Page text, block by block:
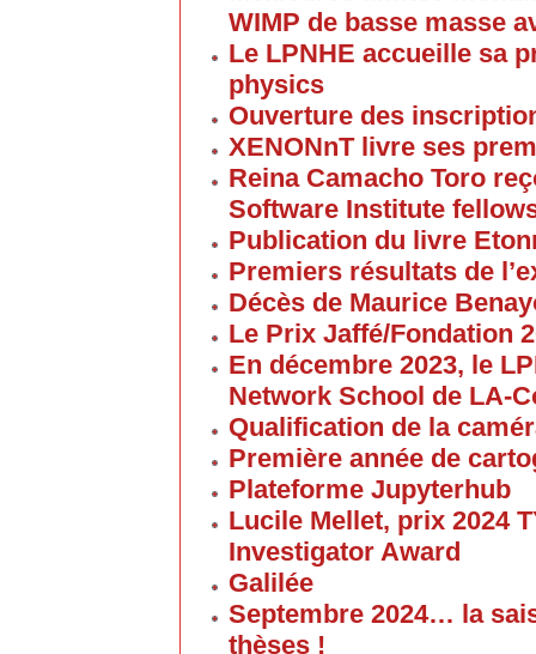
WIMP de basse masse
Le LPNHE accueille sa
physics
Ouverture des
XENONnT livre ses
Reina Camacho Toro
Software Institute
Publication du livre
Premiers résultats de
Décès de Maurice
Le Prix Jaffé/Fondation
En décembre 2023, le
Network School de LA-
Qualification de la
Première année de
Plateforme Jupyterhub
Lucile Mellet, prix 2024
Investigator Award
Galilée
Septembre 2024… la
thèses !